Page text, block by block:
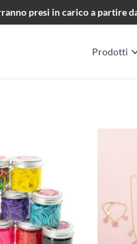
presi in carico a partire
Prodotti